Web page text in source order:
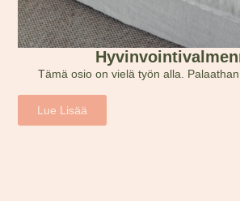
Tämä osio on vielä työn alla.
Lue Lisää